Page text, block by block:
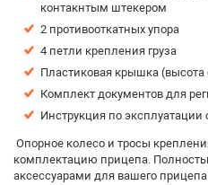
контакнтым штекером
2 противооткатных упора
4 петли крепления груза
Пластиковая крышка (высота
Комплект документов для
Инструкция по эксплуатации
Опорное колесо и тросы
комплектацию прицепа.
аксессуарами для вашего